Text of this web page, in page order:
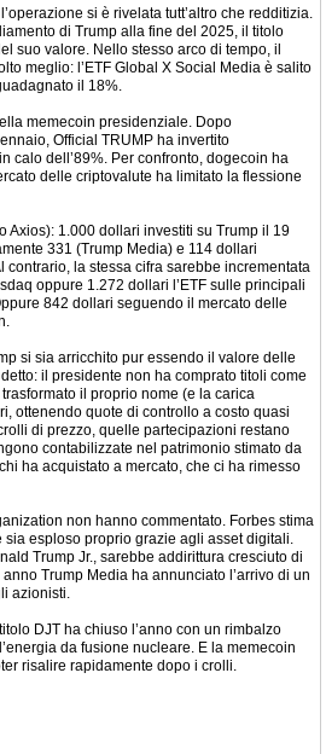
si è rivelata tutt’altro che redditizia.
di Trump alla fine del 2025, il titolo
suo valore. Nello stesso arco di tempo, il
meglio: l’ETF Global X Social Media è salito
il 18%.
memecoin presidenziale. Dopo
Official TRUMP ha invertito
calo dell’89%. Per confronto, dogecoin ha
delle criptovalute ha limitato la flessione
Axios): 1.000 dollari investiti su Trump il 19
331 (Trump Media) e 114 dollari
contrario, la stessa cifra sarebbe incrementata
oppure 1.272 dollari l’ETF sulle principali
842 dollari seguendo il mercato delle
si sia arricchito pur essendo il valore delle
il presidente non ha comprato titoli come
il proprio nome (e la carica
ottenendo quote di controllo a costo quasi
di prezzo, quelle partecipazioni restano
contabilizzate nel patrimonio stimato da
ha acquistato a mercato, che ci ha rimesso
non hanno commentato. Forbes stima
esploso proprio grazie agli asset digitali.
Trump Jr., sarebbe addirittura cresciuto di
Trump Media ha annunciato l’arrivo di un
azionisti.
DJT ha chiuso l’anno con un rimbalzo
da fusione nucleare. E la memecoin
risalire rapidamente dopo i crolli.